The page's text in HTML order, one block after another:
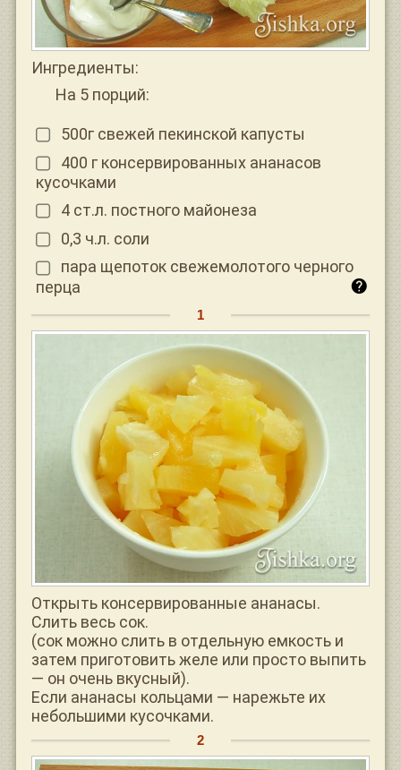
Ингредиенты:
На 5 порций:
500г свежей пекинской капусты
400 г консервированных ананасов
кусочками
4 ст.л. постного майонеза
0,3 ч.л. соли
пара щепоток свежемолотого черного
перца
Открыть консервированные ананасы.
Слить весь сок.
(сок можно слить в отдельную емкость и
затем приготовить желе или просто выпить
— он очень вкусный).
Если ананасы кольцами — нарежьте их
небольшими кусочками.